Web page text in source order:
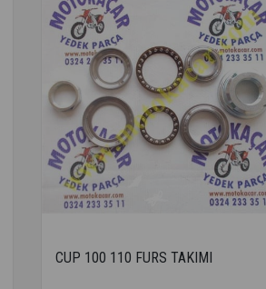
CUP 100 110 FURS TAKIMI